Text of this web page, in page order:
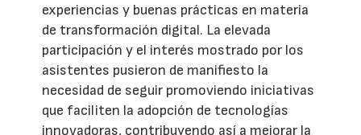
experiencias y buenas prácticas en materia
de transformación digital. La elevada
participación y el interés mostrado por los
asistentes pusieron de manifiesto la
necesidad de seguir promoviendo iniciativas
que faciliten la adopción de tecnologías
innovadoras, contribuyendo así a mejorar la